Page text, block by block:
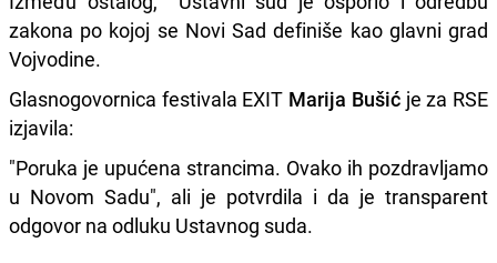
zakona po kojoj se Novi Sad definiše kao glavni grad
Vojvodine.
Glasnogovornica festivala EXIT Marija Bušićje za RSE
izjavila:
"Poruka je upućena strancima. Ovako ih pozdravljamo
u Novom Sadu", ali je potvrdila i da je transparent
odgovor na odluku Ustavnog suda.